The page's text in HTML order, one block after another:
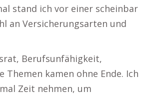
stand ich vor einer scheinbar
an Versicherungsarten und
Berufsunfähigkeit,
Themen kamen ohne Ende. Ich
Zeit nehmen, um